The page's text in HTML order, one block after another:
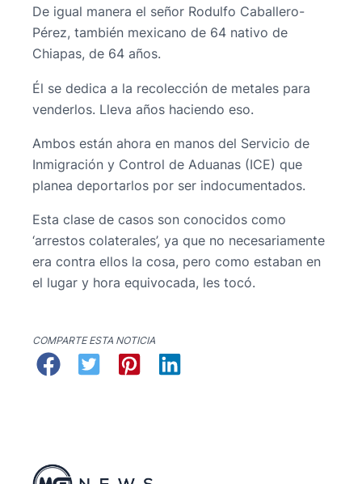
De igual manera el señor Rodulfo Caballero-
Pérez, también mexicano de 64 nativo de
Chiapas, de 64 años.
Él se dedica a la recolección de metales para
venderlos. Lleva años haciendo eso.
Ambos están ahora en manos del Servicio de
Inmigración y Control de Aduanas (ICE) que
planea deportarlos por ser indocumentados.
Esta clase de casos son conocidos como
‘arrestos colaterales’, ya que no necesariamente
era contra ellos la cosa, pero como estaban en
el lugar y hora equivocada, les tocó.
COMPARTE ESTA NOTICIA